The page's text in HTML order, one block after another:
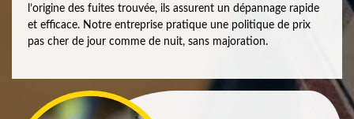
l’origine des fuites trouvée, ils assurent un dépannage rapide
et efficace. Notre entreprise pratique une politique de prix
pas cher de jour comme de nuit, sans majoration.